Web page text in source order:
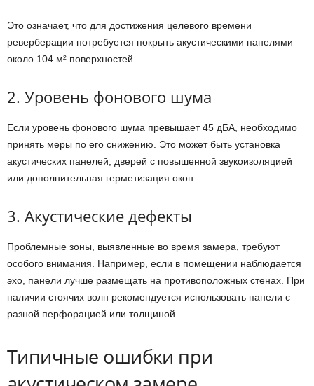
Это означает, что для достижения целевого времени
реверберации потребуется покрыть акустическими панелями
около 104 м² поверхностей.
2. Уровень фонового шума
Если уровень фонового шума превышает 45 дБА, необходимо
принять меры по его снижению. Это может быть установка
акустических панелей, дверей с повышенной звукоизоляцией
или дополнительная герметизация окон.
3. Акустические дефекты
Проблемные зоны, выявленные во время замера, требуют
особого внимания. Например, если в помещении наблюдается
эхо, панели лучше размещать на противоположных стенах. При
наличии стоячих волн рекомендуется использовать панели с
разной перфорацией или толщиной.
Типичные ошибки при